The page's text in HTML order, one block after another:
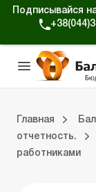
Подписывайся
Главная
отчетность.
работниками